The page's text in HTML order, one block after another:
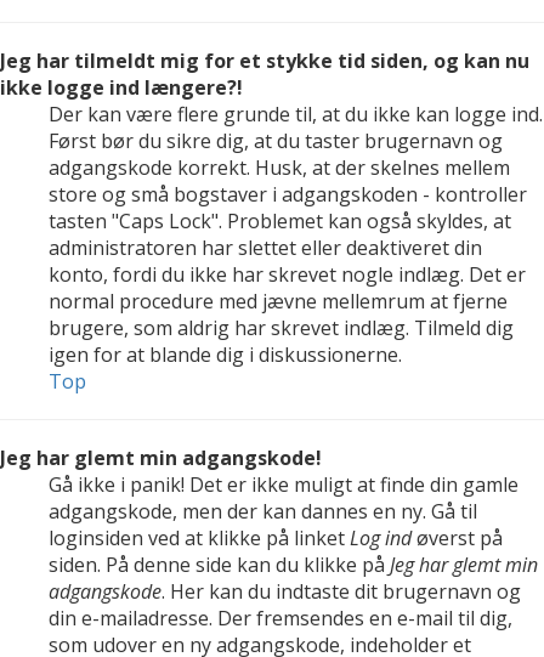
Jeg har tilmeldt mig for et stykke tid siden, og kan nu
ikke logge ind længere?!
Der kan være flere grunde til, at du ikke kan logge ind.
Først bør du sikre dig, at du taster brugernavn og
adgangskode korrekt. Husk, at der skelnes mellem
store og små bogstaver i adgangskoden - kontroller
tasten "Caps Lock". Problemet kan også skyldes, at
administratoren har slettet eller deaktiveret din
konto, fordi du ikke har skrevet nogle indlæg. Det er
normal procedure med jævne mellemrum at fjerne
brugere, som aldrig har skrevet indlæg. Tilmeld dig
igen for at blande dig i diskussionerne.
Top
Jeg har glemt min adgangskode!
Gå ikke i panik! Det er ikke muligt at finde din gamle
adgangskode, men der kan dannes en ny. Gå til
loginsiden ved at klikke på linketLog indøverst på
siden. På denne side kan du klikke på Jeg har glemt min
adgangskode. Her kan du indtaste dit brugernavn og
din e-mailadresse. Der fremsendes en e-mail til dig,
som udover en ny adgangskode, indeholder et